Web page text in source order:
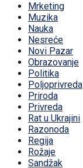
Mrketing
Muzika
Nauka
Nesreće
Novi Pazar
Obrazovanje
Politika
Poljoprivreda
Priroda
Privreda
Rat u Ukrajini
Razonoda
Regija
Rožaje
Sandžak